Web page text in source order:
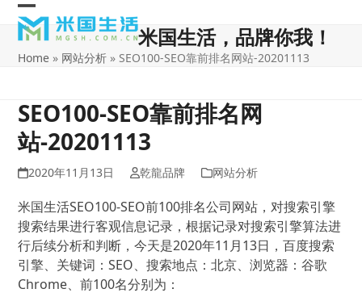
Skip
content
Open
mobile
Close
mobile
米国生活，品牌你我！
Home » 网站分析 » SEO100-SEO靠前排名网站-20201113
SEO100-SEO靠前排名网
站-20201113
2020年11月13日 乾龍品牌 网站分析
米国生活SEO100-SEO前100排名公司网站，对搜索引擎
搜索结果进行客观信息记录，根据记录对搜索引擎算法进
行后续分析和判断，今天是2020年11月13日，百度搜索
引擎、关键词：SEO、搜索地点：北京、浏览器：谷歌
Chrome、前100名分别为：